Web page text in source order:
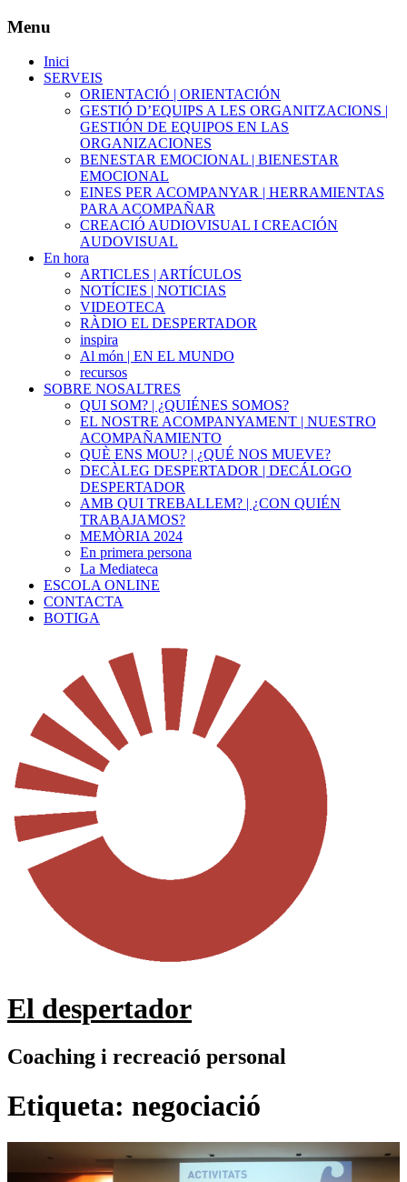
Menu
Inici
SERVEIS
ORIENTACIÓ | ORIENTACIÓN
GESTIÓ D’EQUIPS A LES ORGANITZACIONS |
GESTIÓN DE EQUIPOS EN LAS
ORGANIZACIONES
BENESTAR EMOCIONAL | BIENESTAR
EMOCIONAL
EINES PER ACOMPANYAR | HERRAMIENTAS
PARA ACOMPAÑAR
CREACIÓ AUDIOVISUAL I CREACIÓN
AUDOVISUAL
En hora
ARTICLES | ARTÍCULOS
NOTÍCIES | NOTICIAS
VIDEOTECA
RÀDIO EL DESPERTADOR
inspira
Al món | EN EL MUNDO
recursos
SOBRE NOSALTRES
QUI SOM? | ¿QUIÉNES SOMOS?
EL NOSTRE ACOMPANYAMENT | NUESTRO
ACOMPAÑAMIENTO
QUÈ ENS MOU? | ¿QUÉ NOS MUEVE?
DECÀLEG DESPERTADOR | DECÁLOGO
DESPERTADOR
AMB QUI TREBALLEM? | ¿CON QUIÉN
TRABAJAMOS?
MEMÒRIA 2024
En primera persona
La Mediateca
ESCOLA ONLINE
CONTACTA
BOTIGA
El despertador
Coaching i recreació personal
Etiqueta: negociació